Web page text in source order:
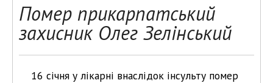
Помер прикарпатський
захисник Олег Зелінський
16 січня у лікарні внаслідок інсульту помер